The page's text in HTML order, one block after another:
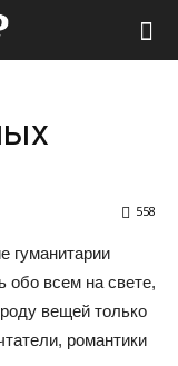
558
гуманитарии
обо всем на свете,
вещей только
романтики